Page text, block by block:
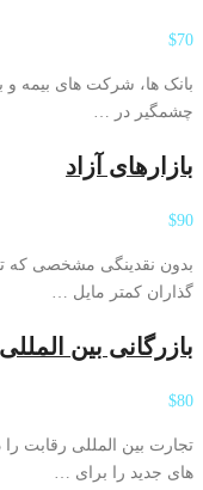
$70
بانک ها، شرکت های بیمه و
چشمگیر در …
بازارهای آزاد
$90
بدون نقدینگی مشخصی که
گذاران کمتر مایل …
بازرگانی بین المللی
$80
تجارت بین المللی رقابت
های جدید را برای …